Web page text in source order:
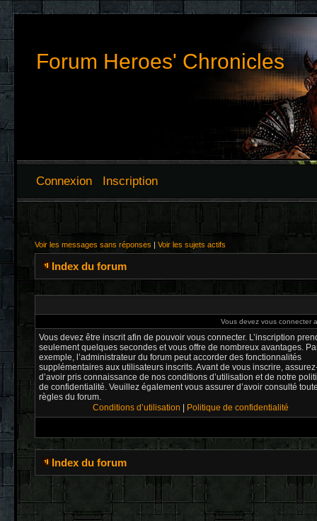
Forum Heroes' Chronicles
Connexion Inscription
Voir les messages sans réponses | Voir les sujets actifs
Index du forum
Vous devez vous connecter
Vous devez être inscrit afin de pouvoir vous connecter. L’inscription
seulement quelques secondes et vous offre de nombreux avantages.
exemple, l’administrateur du forum peut accorder des fonctionnalités
supplémentaires aux utilisateurs inscrits. Avant de vous inscrire,
d’avoir pris connaissance de nos conditions d’utilisation et de notre
de confidentialité. Veuillez également vous assurer d’avoir consulté
règles du forum.
Conditions d’utilisation
Politique de confidentialité
Index du forum